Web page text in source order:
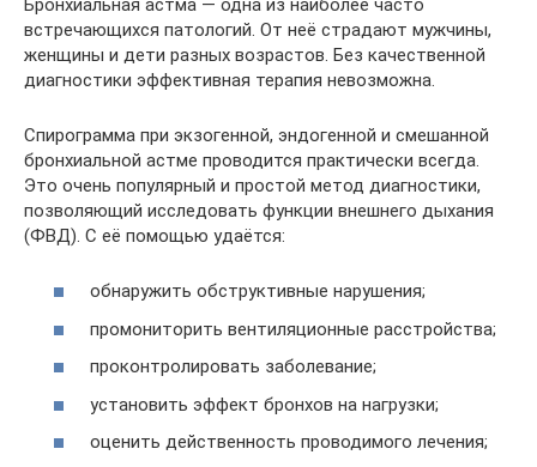
встречающихся патологий. От неё страдают мужчины,
женщины и дети разных возрастов. Без качественной
диагностики эффективная терапия невозможна.
Спирограмма при экзогенной, эндогенной и смешанной
бронхиальной астме проводится практически всегда.
Это очень популярный и простой метод диагностики,
позволяющий исследовать функции внешнего дыхания
(ФВД). С её помощью удаётся:
обнаружить обструктивные нарушения;
промониторить вентиляционные расстройства;
проконтролировать заболевание;
установить эффект бронхов на нагрузки;
оценить действенность проводимого лечения;